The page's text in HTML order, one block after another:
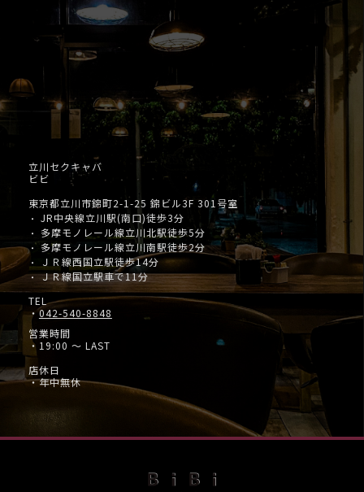
立川セクキャバ
ビビ
東京都立川市錦町2-1-25 錦ビル3F 301号室
・ JR中央線立川駅(南口)徒歩3分
・ 多摩モノレール線立川北駅徒歩5分
・ 多摩モノレール線立川南駅徒歩2分
・ ＪＲ線西国立駅徒歩14分
・ＪＲ線国立駅車で11分
TEL
・042-540-8848
営業時間
・19:00 ～ LAST
店休日
・年中無休